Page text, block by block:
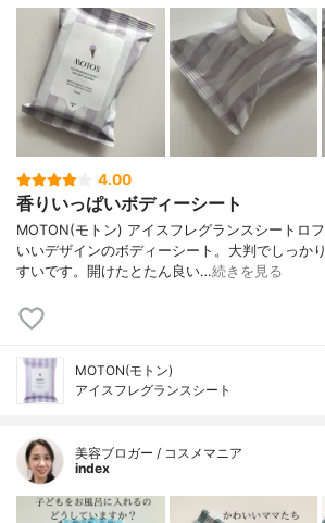
4.00
香りいっぱいボディーシート
MOTON(モトン) アイスフレグランスシートロ
いいデザインのボディーシート。大判でしっか
すいです。開けたとたん良い…続きを見る
MOTON(モトン)
アイスフレグランスシート
美容ブロガー / コスメマニア
index